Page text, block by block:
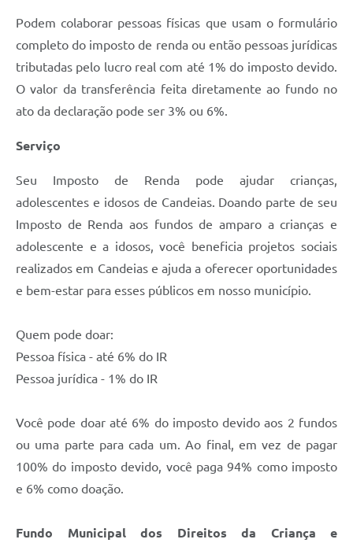
Podem colaborar pessoas físicas que usam o formulário
completo do imposto de renda ou então pessoas jurídicas
tributadas pelo lucro real com até 1% do imposto devido.
O valor da transferência feita diretamente ao fundo no
ato da declaração pode ser 3% ou 6%.
Serviço
Seu Imposto de Renda pode ajudar crianças,
adolescentes e idosos de Candeias. Doando parte de seu
Imposto de Renda aos fundos de amparo a crianças e
adolescente e a idosos, você beneficia projetos sociais
realizados em Candeias e ajuda a oferecer oportunidades
e bem-estar para esses públicos em nosso município.
Quem pode doar:
Pessoa física - até 6% do IR
Pessoa jurídica - 1% do IR
Você pode doar até 6% do imposto devido aos 2 fundos
ou uma parte para cada um. Ao final, em vez de pagar
100% do imposto devido, você paga 94% como imposto
e 6% como doação.
Fundo Municipal dos Direitos da Criança e